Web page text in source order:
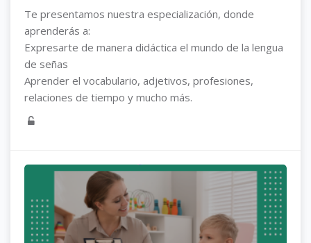
Te presentamos nuestra especialización, donde
aprenderás a:
Expresarte de manera didáctica el mundo de la lengua
de señas
Aprender el vocabulario, adjetivos, profesiones,
relaciones de tiempo y mucho más.